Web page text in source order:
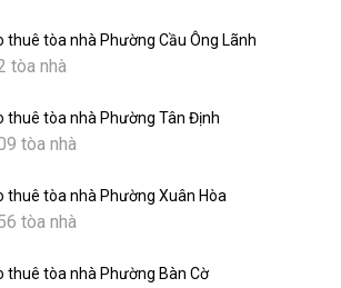
thuê tòa nhà Phường Cầu Ông Lãnh
tòa nhà
thuê tòa nhà Phường Tân Định
tòa nhà
thuê tòa nhà Phường Xuân Hòa
tòa nhà
thuê tòa nhà Phường Bàn Cờ